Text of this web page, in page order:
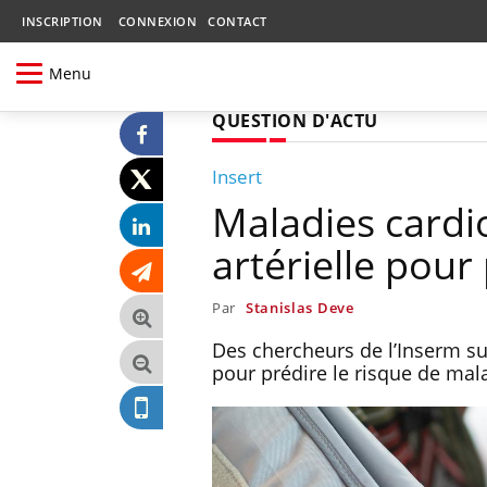
INSCRIPTION CONNEXION CONTACT
Menu
QUESTION D'ACTU
Insert
Maladies
artérielle pour
Par Stanislas Deve
Des chercheurs de l’Inserm
pour prédire le risque de